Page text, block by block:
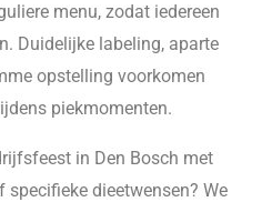
menu, zodat iedereen
Duidelijke labeling, aparte
opstelling voorkomen
piekmomenten.
in Den Bosch met
dieetwensen? We